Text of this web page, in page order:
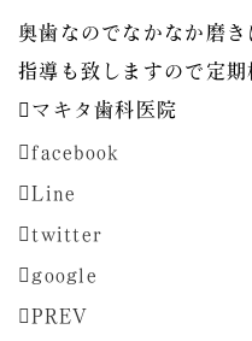
奥歯なのでなかなか磨
指導も致しますので定
マキタ歯科医院
facebook
Line
twitter
google
PREV